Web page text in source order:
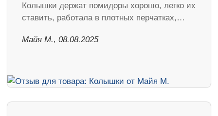
Колышки держат помидоры хорошо, легко их
ставить, работала в плотных перчатках,…
Майя М., 08.08.2025